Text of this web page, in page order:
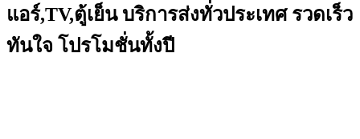
แอร์,TV,ตู้เย็น บริการส่งทั่วประเทศ รวดเร็ว
ทันใจ โปรโมชั่นทั้งปี